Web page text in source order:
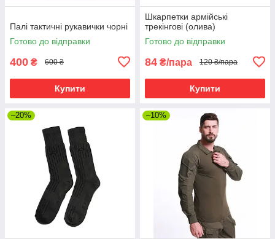
Палі тактичні рукавички чорні
Готово до відправки
400 ₴ 600 ₴
Купити
Шкарпетки армійські
трекінгові (олива)
Готово до відправки
84 ₴/пара 120 ₴/пара
Купити
–20% –10%